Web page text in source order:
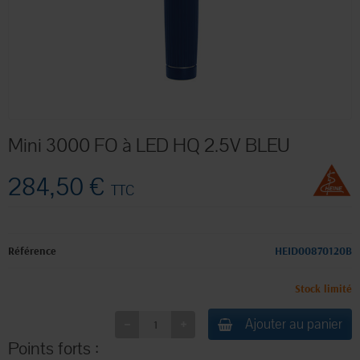
Mini 3000 FO à LED HQ 2.5V BLEU
284,50 € TTC
Référence HEID00870120B
Stock limité
Ajouter au panier
Points forts :